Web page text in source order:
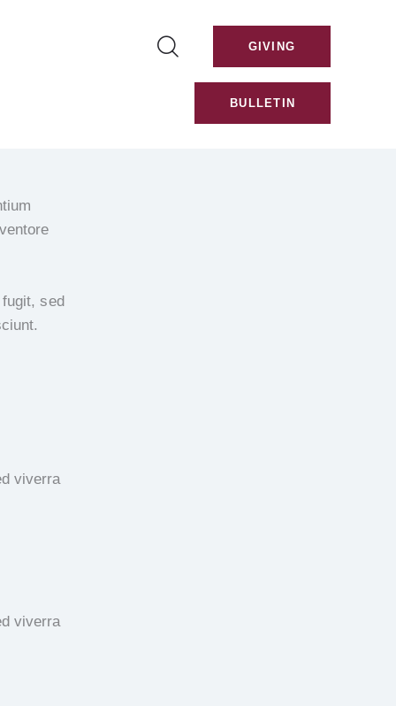
GIVING
BULLETIN
sed
viverra
viverra